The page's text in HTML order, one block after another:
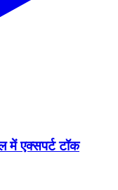
में एक्सपर्ट टॉक